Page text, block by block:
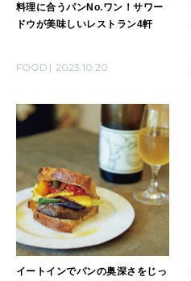
料理に合うパンNo.ワン！サワー
ドウが美味しいレストラン4軒
FOOD 2023.10.20
イートインでパンの奥深さをじっ